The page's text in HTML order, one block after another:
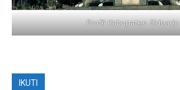
Profil Kabupaten Sidoarjo
IKUTI